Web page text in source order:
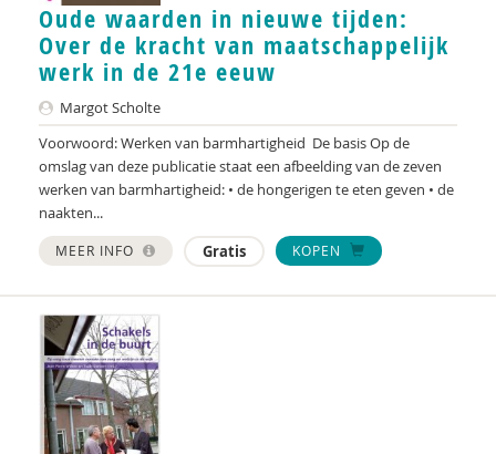
Anne-Fleur Roos
Jan Willem Roseboom
Rika van Scherrenburg
Margot Scholte
Martin Schulz
Erik Snel
Jan Steyaert
Olaf Stomp
Monica Stouten-Hanekamp
Oude waarden in nieuwe tijden:
Over de kracht van maatschappelijk
werk in de 21e eeuw
Margot Scholte
Voorwoord: Werken van barmhartigheid De basis Op de
omslag van deze publicatie staat een afbeelding van de zeven
werken van barmhartigheid: • de hongerigen te eten geven • de
naakten...
MEER INFO Gratis KOPEN